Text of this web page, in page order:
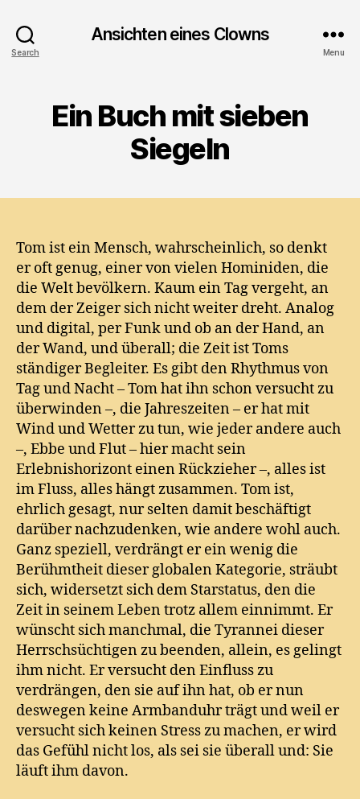
Search
Ansichten eines Clowns
Menu
Ein Buch mit sieben
Siegeln
Tom ist ein Mensch, wahrscheinlich, so denkt
er oft genug, einer von vielen Hominiden, die
die Welt bevölkern. Kaum ein Tag vergeht, an
dem der Zeiger sich nicht weiter dreht. Analog
und digital, per Funk und ob an der Hand, an
der Wand, und überall; die Zeit ist Toms
ständiger Begleiter. Es gibt den Rhythmus von
Tag und Nacht – Tom hat ihn schon versucht zu
überwinden –, die Jahreszeiten – er hat mit
Wind und Wetter zu tun, wie jeder andere auch
–, Ebbe und Flut – hier macht sein
Erlebnishorizont einen Rückzieher –, alles ist
im Fluss, alles hängt zusammen. Tom ist,
ehrlich gesagt, nur selten damit beschäftigt
darüber nachzudenken, wie andere wohl auch.
Ganz speziell, verdrängt er ein wenig die
Berühmtheit dieser globalen Kategorie, sträubt
sich, widersetzt sich dem Starstatus, den die
Zeit in seinem Leben trotz allem einnimmt. Er
wünscht sich manchmal, die Tyrannei dieser
Herrschsüchtigen zu beenden, allein, es gelingt
ihm nicht. Er versucht den Einfluss zu
verdrängen, den sie auf ihn hat, ob er nun
deswegen keine Armbanduhr trägt und weil er
versucht sich keinen Stress zu machen, er wird
das Gefühl nicht los, als sei sie überall und: Sie
läuft ihm davon.